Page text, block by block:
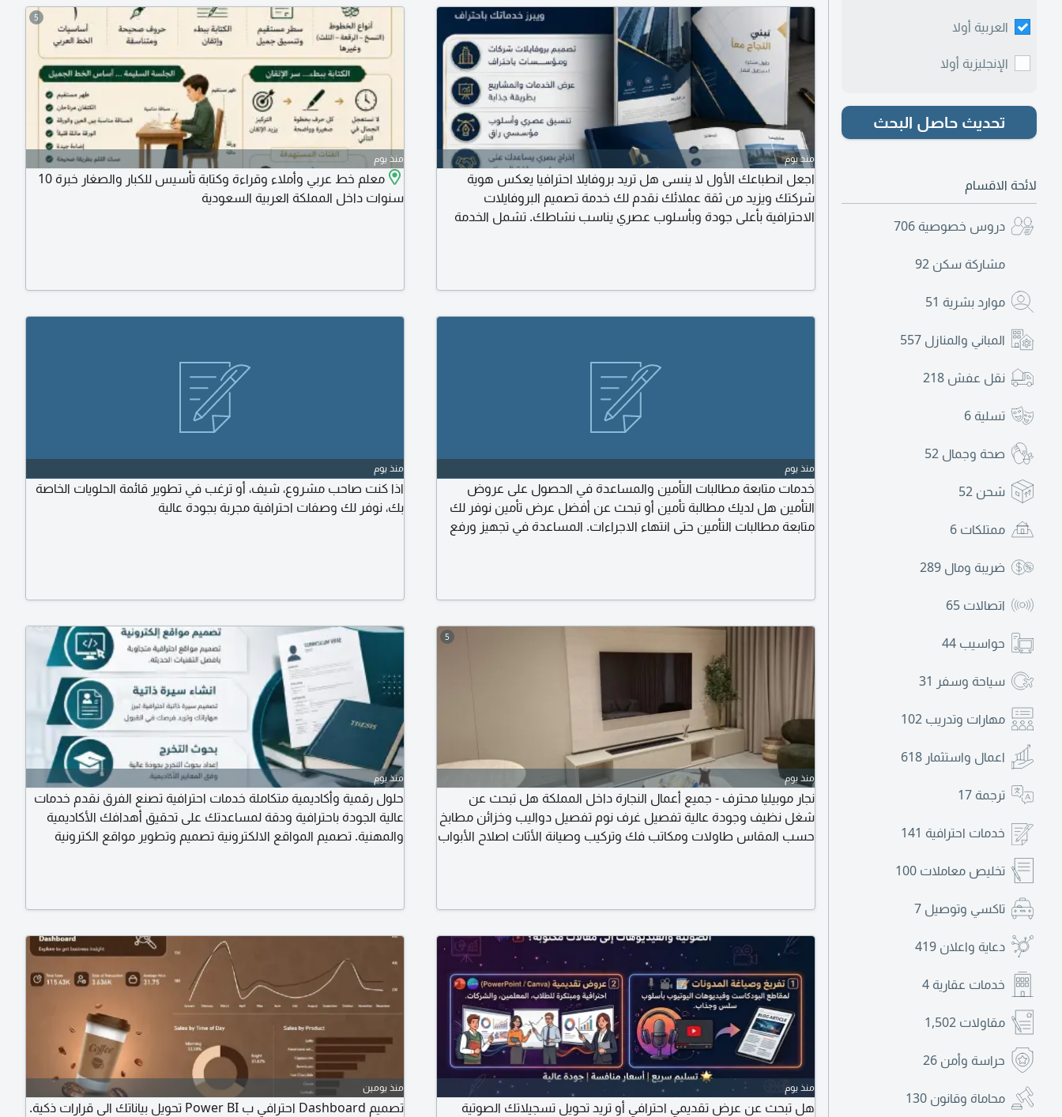
العربية أولا
الإنجليزية أولا
تحديث حاصل البحث
لائحة الاقسام
دروس خصوصية 706
مشاركة سكن 92
موارد بشرية 51
المباني والمنازل 557
نقل عفش 218
تسلية 6
صحة وجمال 52
شحن 52
ممتلكات 6
ضريبة ومال 289
اتصالات 65
حواسيب 44
سياحة وسفر 31
مهارات وتدريب 102
اعمال واستثمار 618
ترجمة 17
خدمات احترافية 141
تخليص معاملات 100
تاكسي وتوصيل 7
دعاية واعلان 419
خدمات عقارية 4
مقاولات 1,502
حراسة وأمن 26
محاماة وقانون 130
منذ يوم
اجعل انطباعك الأول لا ينسى هل تريد بروفايلا احترافيا يعكس هوية
شركتك ويزيد من ثقة عملائك نقدم لك خدمة تصميم البروفايلات
الاحترافية بأعلى جودة وبأسلوب عصري يناسب نشاطك. تشمل الخدمة
5
منذ يوم
معلم خط عربي وأملاء وقراءة وكتابة تأسيس للكبار والصغار خبرة 10
سنوات داخل المملكة العربية السعودية
منذ يوم
خدمات متابعة مطالبات التأمين والمساعدة في الحصول على عروض
التأمين هل لديك مطالبة تأمين أو تبحث عن أفضل عرض تأمين نوفر لك
متابعة مطالبات التأمين حتى انتهاء الاجراءات. المساعدة في تجهيز ورفع
منذ يوم
اذا كنت صاحب مشروع، شيف، أو ترغب في تطوير قائمة الحلويات الخاصة
بك، نوفر لك وصفات احترافية مجربة بجودة عالية
5
منذ يوم
نجار موبيليا محترف - جميع أعمال النجارة داخل المملكة هل تبحث عن
شغل نظيف وجودة عالية تفصيل غرف نوم تفصيل دواليب وخزائن مطابخ
حسب المقاس طاولات ومكاتب فك وتركيب وصيانة الأثاث اصلاح الأبواب
منذ يوم
حلول رقمية وأكاديمية متكاملة خدمات احترافية تصنع الفرق نقدم خدمات
عالية الجودة باحترافية ودقة لمساعدتك على تحقيق أهدافك الأكاديمية
والمهنية. تصميم المواقع الالكترونية تصميم وتطوير مواقع الكترونية
منذ يوم
هل تبحث عن عرض تقديمي احترافي أو تريد تحويل تسجيلاتك الصوتية
منذ يومين
تصميم Dashboard احترافي ب Power BI تحويل بياناتك الى قرارات ذكية.